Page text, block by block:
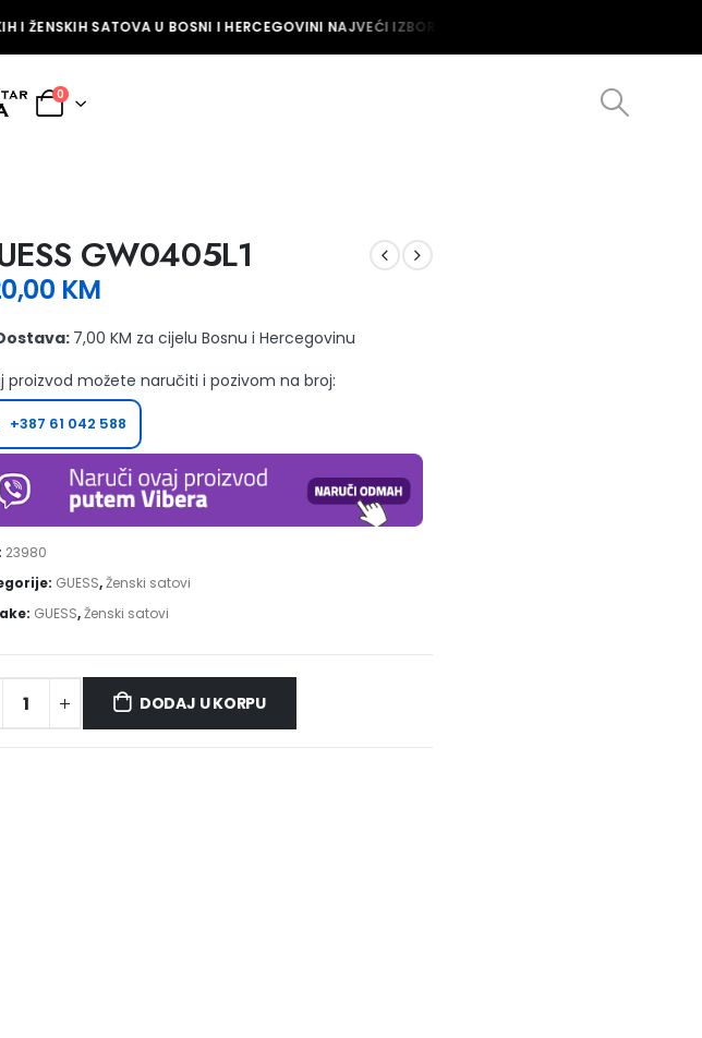
ŽENSKIH SATOVA U BOSNI I HERCEGOVINI NAJVEĆI IZBOR MUŠKIH I ŽENSKIH SATOVA U
0
GW0405L1
KM
7,00 KM za cijelu Bosnu i Hercegovinu
proizvod možete naručiti i pozivom na broj:
+387 61 042 588
23980
GUESS,Ženski satovi
GUESS,Ženski satovi
DODAJ U KORPU